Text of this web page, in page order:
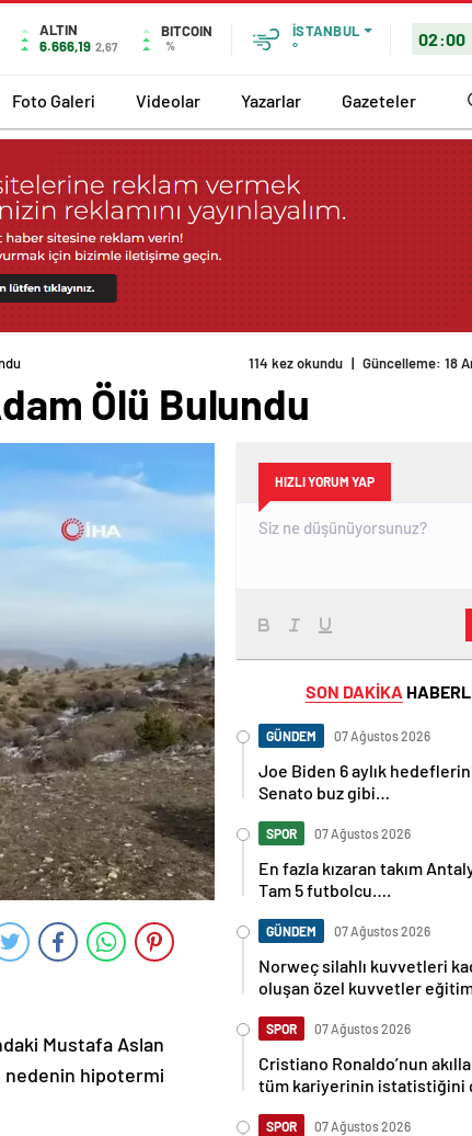
ALTIN
6.666,19 2,67
BITCOIN
%
İSTANBUL
°
02:00
Foto Galeri Videolar Yazarlar Gazeteler
114 kez okundu | Güncelleme: 18
Ölü Bulundu
Mustafa Aslan
nedenin hipotermi
HIZLI YORUM YAP
SON DAKİKA
GÜNDEM 07 Ağustos 2026
Joe Biden 6 aylık hedeflerini
Senato buz gibi…
SPOR 07 Ağustos 2026
En fazla kızaran takım
Tam 5 futbolcu….
GÜNDEM 07 Ağustos 2026
Norweç silahlı kuvvetleri
oluşan özel kuvvetler
SPOR 07 Ağustos 2026
Cristiano Ronaldo’nun
tüm kariyerinin istatistiğini
SPOR 07 Ağustos 2026